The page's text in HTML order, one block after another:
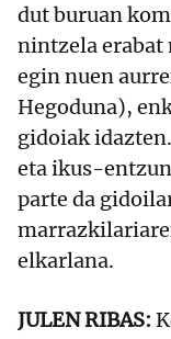
dut buruan
nintzela erabat
egin nuen
Hegoduna),
gidoiak
eta ikus-
parte da
elkarlana.
JULEN RIBAS: